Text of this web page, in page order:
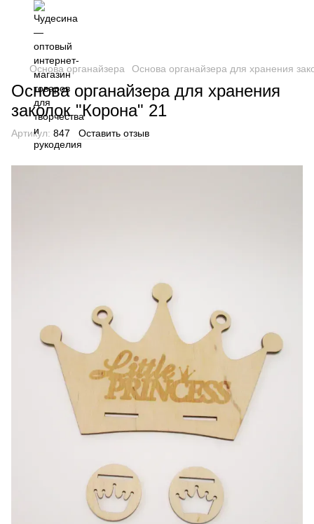
Основа органайзера Основа органайзера для хранения
Основа органайзера для хранения
заколок "Корона" 21
Артикул: 847 Оставить отзыв